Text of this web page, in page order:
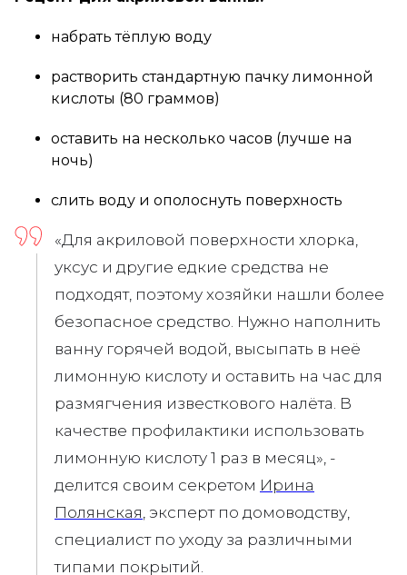
набрать тёплую воду
растворить стандартную пачку лимонной
кислоты (80 граммов)
оставить на несколько часов (лучше на
ночь)
слить воду и ополоснуть поверхность
«Для акриловой поверхности хлорка,
уксус и другие едкие средства не
подходят, поэтому хозяйки нашли более
безопасное средство. Нужно наполнить
ванну горячей водой, высыпать в неё
лимонную кислоту и оставить на час для
размягчения известкового налёта. В
качестве профилактики использовать
лимонную кислоту 1 раз в месяц», -
делится своим секретом Ирина
Полянская , эксперт по домоводству,
специалист по уходу за различными
типами покрытий.